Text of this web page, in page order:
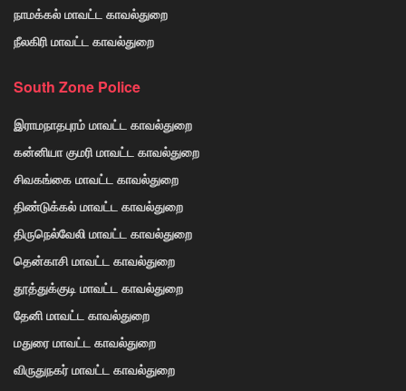
நாமக்கல் மாவட்ட காவல்துறை
நீலகிரி மாவட்ட காவல்துறை
South Zone Police
இராமநாதபுரம் மாவட்ட காவல்துறை
கன்னியா குமரி மாவட்ட காவல்துறை
சிவகங்கை மாவட்ட காவல்துறை
திண்டுக்கல் மாவட்ட காவல்துறை
திருநெல்வேலி மாவட்ட காவல்துறை
தென்காசி மாவட்ட காவல்துறை
தூத்துக்குடி மாவட்ட காவல்துறை
தேனி மாவட்ட காவல்துறை
மதுரை மாவட்ட காவல்துறை
விருதுநகர் மாவட்ட காவல்துறை